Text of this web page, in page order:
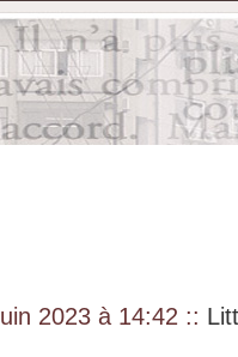
2023 à 14:42 ::